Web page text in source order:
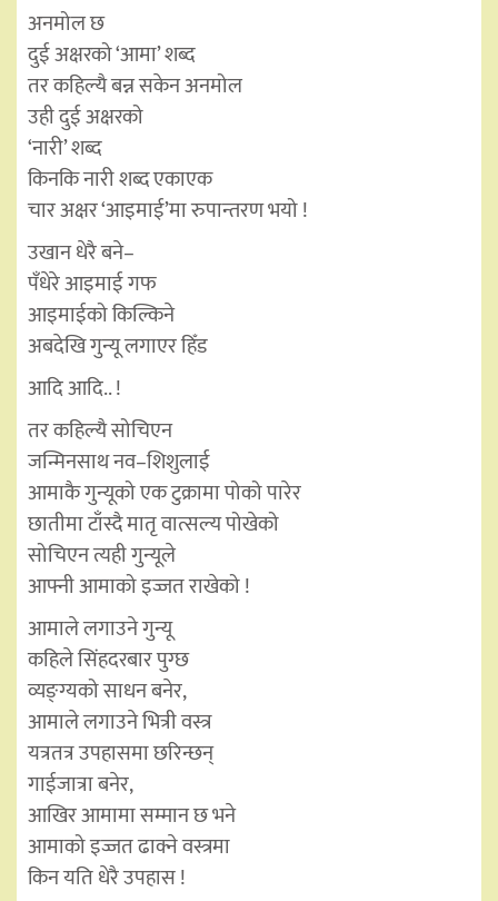
अनमोल छ
दुई अक्षरको ‘आमा’ शब्द
तर कहिल्यै बन्न सकेन अनमोल
उही दुई अक्षरको
‘नारी’ शब्द
किनकि नारी शब्द एकाएक
चार अक्षर ‘आइमाई’मा रुपान्तरण भयो !
उखान धेरै बने–
पँधेरे आइमाई गफ
आइमाईको किल्किने
अबदेखि गुन्यू लगाएर हिँड
आदि आदि.. !
तर कहिल्यै सोचिएन
जन्मिनसाथ नव–शिशुलाई
आमाकै गुन्यूको एक टुक्रामा पोको पारेर
छातीमा टाँस्दै मातृ वात्सल्य पोखेको
सोचिएन त्यही गुन्यूले
आफ्नी आमाको इज्जत राखेको !
आमाले लगाउने गुन्यू
कहिले सिंहदरबार पुग्छ
व्यङ्ग्यको साधन बनेर,
आमाले लगाउने भित्री वस्त्र
यत्रतत्र उपहासमा छरिन्छन्
गाईजात्रा बनेर,
आखिर आमामा सम्मान छ भने
आमाको इज्जत ढाक्ने वस्त्रमा
किन यति धेरै उपहास !